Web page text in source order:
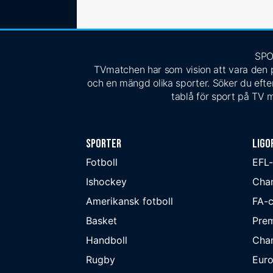
TVmatchen har som vision att vara
och en mängd olika sporter. Söker du
tablå för sport på TV
Sporter
Fotboll
Ishockey
Amerikansk fotboll
Basket
Handboll
Rugby
FA-